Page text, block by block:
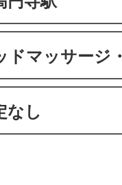
・路線か
信講座を
ドマッサージ・
なし